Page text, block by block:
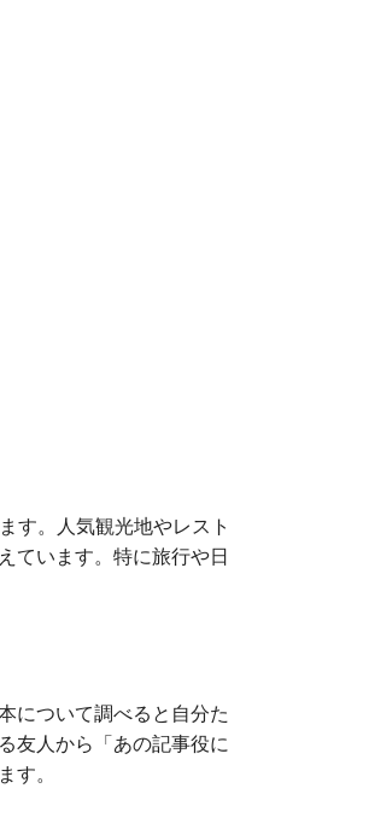
す。人気観光地やレスト
ています。特に旅行や日
について調べると自分た
友人から「あの記事役に
す。